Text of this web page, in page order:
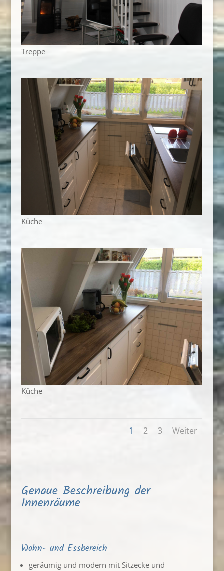
Treppe
Küche
Küche
1 2 3 Weiter
Genaue Beschreibung der
Innenräume
Wohn- und Essbereich
geräumig und modern mit Sitzecke und